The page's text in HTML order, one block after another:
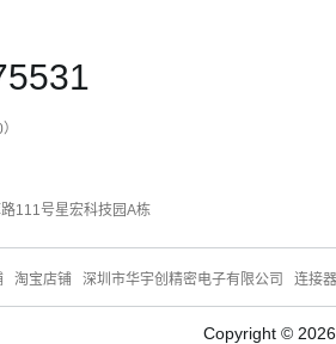
111号星宏科技园A栋
淘宝店铺 深圳市华宇创精密电子有限公司 连接
Copyright ©